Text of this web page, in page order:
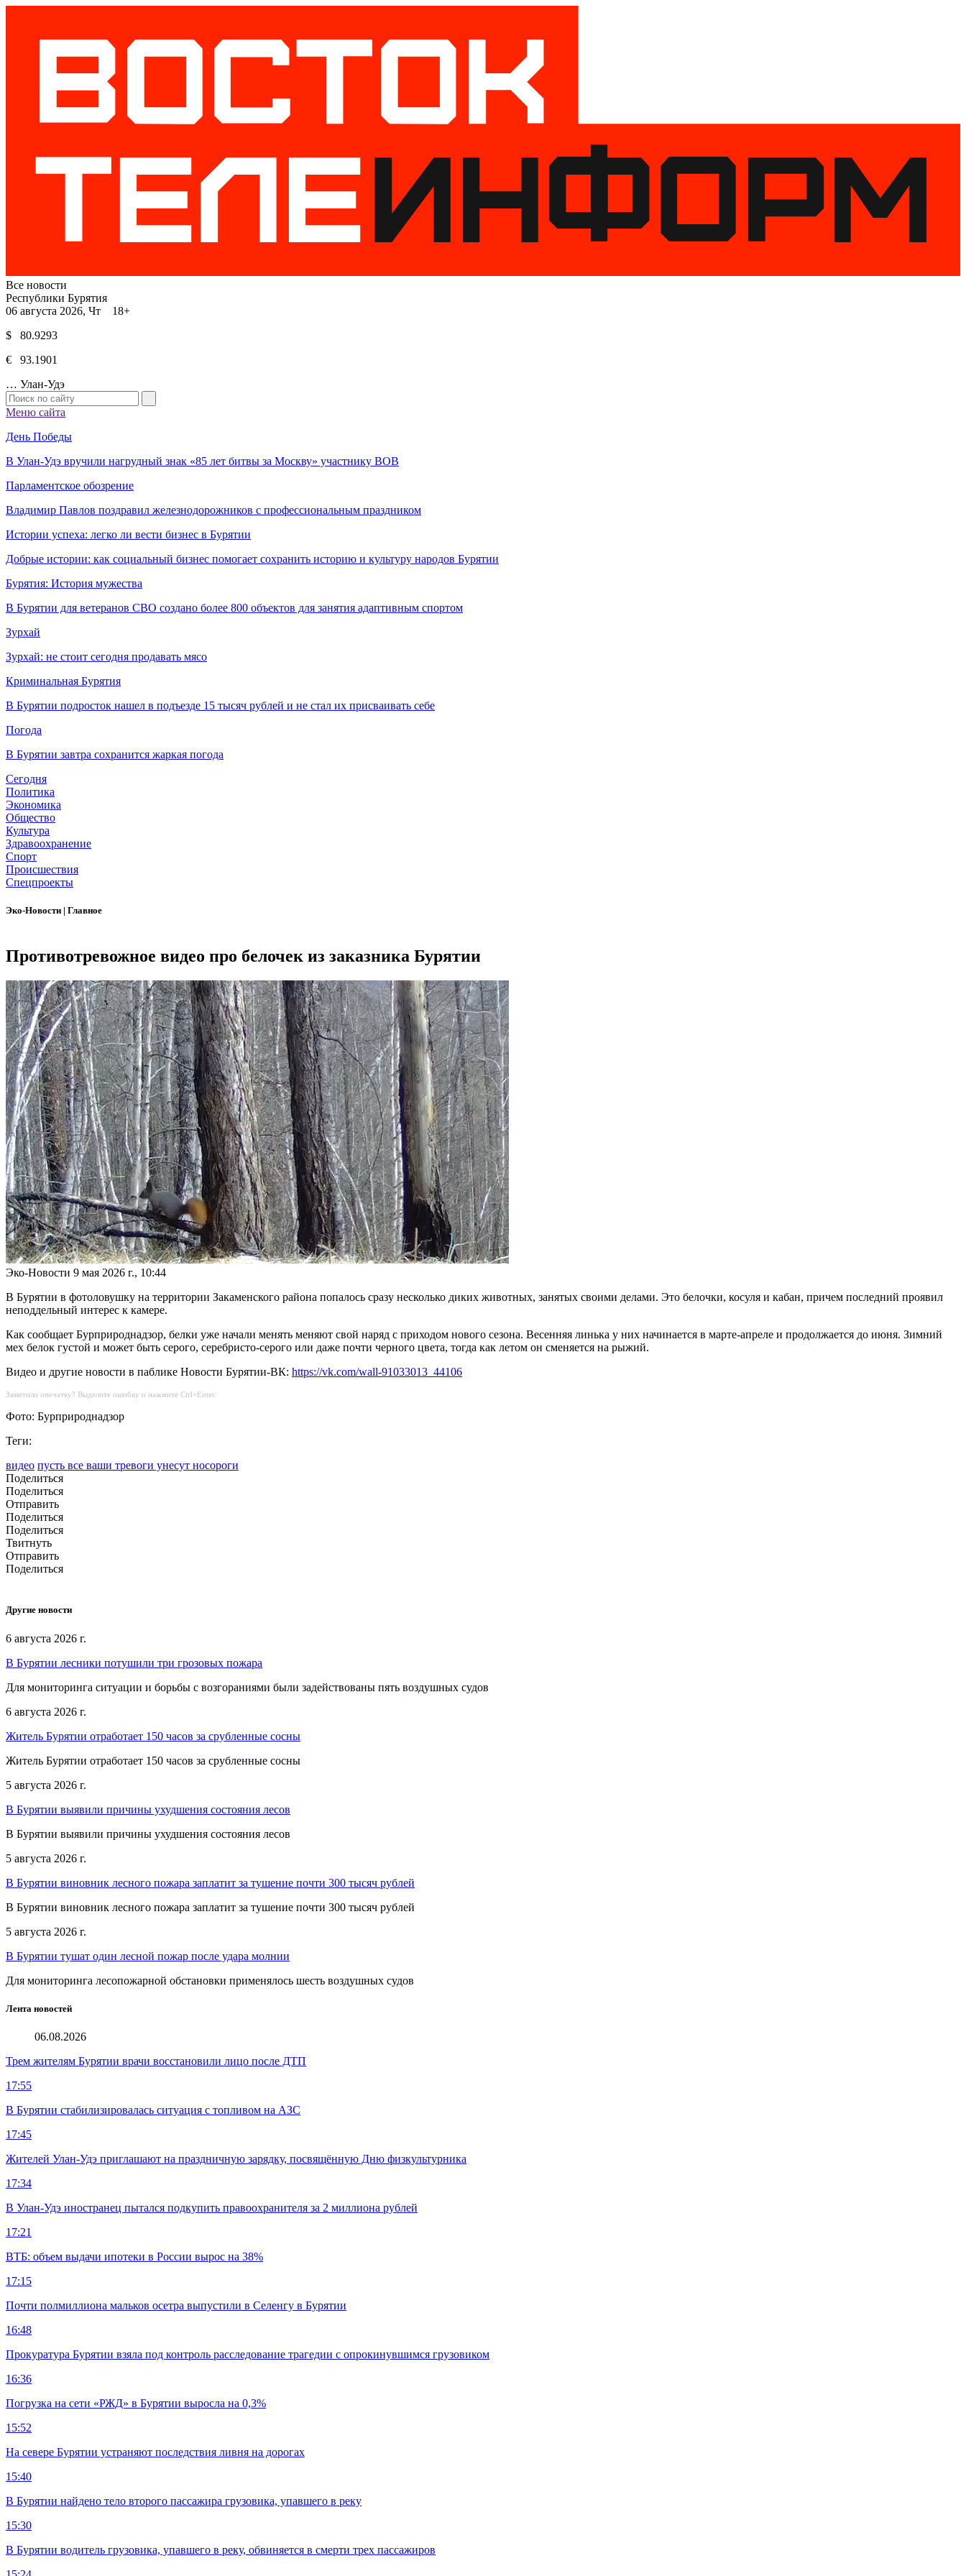
Все новости
Республики Бурятия
06 августа 2026, Чт 18+
$ 80.9293
€ 93.1901
… Улан-Удэ
Меню сайта
День Победы
В Улан-Удэ вручили нагрудный знак «85 лет битвы за Москву» участнику ВОВ
Парламентское обозрение
Владимир Павлов поздравил железнодорожников с профессиональным праздником
Истории успеха: легко ли вести бизнес в Бурятии
Добрые истории: как социальный бизнес помогает сохранить историю и культуру народов Бурятии
Бурятия: История мужества
В Бурятии для ветеранов СВО создано более 800 объектов для занятия адаптивным спортом
Зурхай
Зурхай: не стоит сегодня продавать мясо
Криминальная Бурятия
В Бурятии подросток нашел в подъезде 15 тысяч рублей и не стал их присваивать себе
Погода
В Бурятии завтра сохранится жаркая погода
Сегодня
Политика
Экономика
Общество
Культура
Здравоохранение
Спорт
Происшествия
Спецпроекты
Эко-Новости | Главное
Противотревожное видео про белочек из заказника Бурятии
Эко-Новости 9 мая 2026 г., 10:44
В Бурятии в фотоловушку на территории Закаменского района попалось сразу несколько диких животных, занятых своими делами. Это белочки, косуля и кабан, причем последний проявил
неподдельный интерес к камере.
Как сообщает Бурприроднадзор, белки уже начали менять меняют свой наряд с приходом нового сезона. Весенняя линька у них начинается в марте-апреле и продолжается до июня. Зимний
мех белок густой и может быть серого, серебристо-серого или даже почти черного цвета, тогда как летом он сменяется на рыжий.
Видео и другие новости в паблике Новости Бурятии-ВК: https://vk.com/wall-91033013_44106
Заметили опечатку? Выделите ошибку и нажмите Ctrl+Enter.
Фото: Бурприроднадзор
Теги:
видео пусть все ваши тревоги унесут носороги
Поделиться
Поделиться
Отправить
Поделиться
Поделиться
Твитнуть
Отправить
Поделиться
Другие новости
6 августа 2026 г.
В Бурятии лесники потушили три грозовых пожара
Для мониторинга ситуации и борьбы с возгораниями были задействованы пять воздушных судов
6 августа 2026 г.
Житель Бурятии отработает 150 часов за срубленные сосны
Житель Бурятии отработает 150 часов за срубленные сосны
5 августа 2026 г.
В Бурятии выявили причины ухудшения состояния лесов
В Бурятии выявили причины ухудшения состояния лесов
5 августа 2026 г.
В Бурятии виновник лесного пожара заплатит за тушение почти 300 тысяч рублей
В Бурятии виновник лесного пожара заплатит за тушение почти 300 тысяч рублей
5 августа 2026 г.
В Бурятии тушат один лесной пожар после удара молнии
Для мониторинга лесопожарной обстановки применялось шесть воздушных судов
Лента новостей
06.08.2026
Трем жителям Бурятии врачи восстановили лицо после ДТП
17:55
В Бурятии стабилизировалась ситуация с топливом на АЗС
17:45
Жителей Улан-Удэ приглашают на праздничную зарядку, посвящённую Дню физкультурника
17:34
В Улан-Удэ иностранец пытался подкупить правоохранителя за 2 миллиона рублей
17:21
ВТБ: объем выдачи ипотеки в России вырос на 38%
17:15
Почти полмиллиона мальков осетра выпустили в Селенгу в Бурятии
16:48
Прокуратура Бурятии взяла под контроль расследование трагедии с опрокинувшимся грузовиком
16:36
Погрузка на сети «РЖД» в Бурятии выросла на 0,3%
15:52
На севере Бурятии устраняют последствия ливня на дорогах
15:40
В Бурятии найдено тело второго пассажира грузовика, упавшего в реку
15:30
В Бурятии водитель грузовика, упавшего в реку, обвиняется в смерти трех пассажиров